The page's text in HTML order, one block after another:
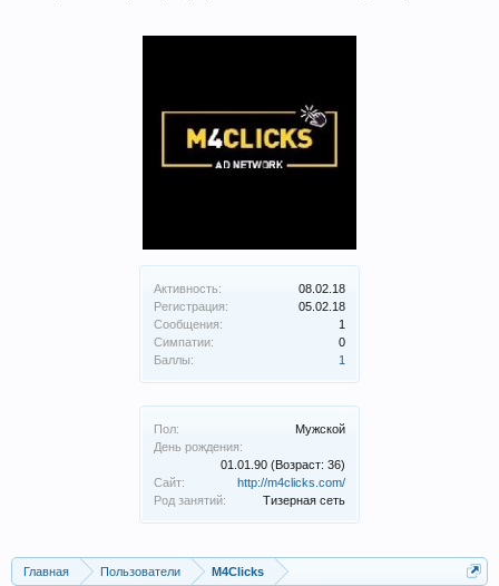
Активность:
08.02.18
Регистрация:
05.02.18
Сообщения:
1
Симпатии:
0
Баллы:
1
Пол:
Мужской
День рождения:
01.01.90 (Возраст: 36)
Сайт:
http://m4clicks.com/
Род занятий:
Тизерная сеть
Главная Пользователи M4Clicks